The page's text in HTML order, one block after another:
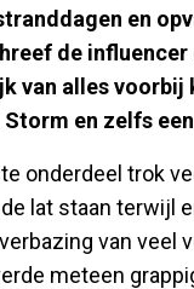
en
de
van alles
en zelfs
onderdeel trok
lat staan terwijl
van veel
meteen